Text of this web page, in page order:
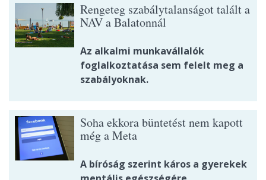
Rengeteg szabálytalanságot talált a
NAV a Balatonnál
Az alkalmi munkavállalók
foglalkoztatása sem felelt meg a
szabályoknak.
Soha ekkora büntetést nem kapott
még a Meta
A bíróság szerint káros a gyerekek